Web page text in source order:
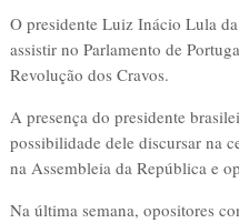
O presidente Luiz Inácio Lula
assistir no Parlamento de
Revolução dos Cravos.
A presença do presidente
possibilidade dele discursar na
na Assembleia da República e
Na última semana, opositores